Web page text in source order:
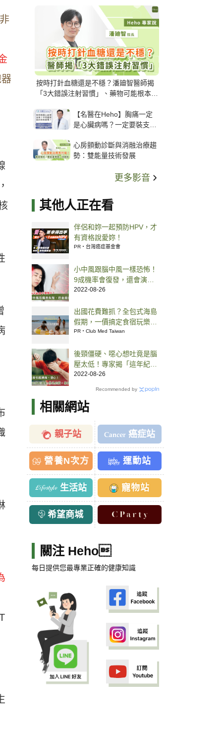
按時打針血糖還是不穩？潘廸智醫師揭
「3大錯誤注射習慣」、藥物可能根本沒
【名醫在Heho】胸痛一定
是心臟病嗎？一定要裝支
解析支架種類、風險與選擇
關鍵
心房顫動診斷與消融治療趨
勢：雙能量技術發展
更多影音
其他人正在看
伴侶和妳一起預防HPV，才
有資格說愛妳！
PR・台灣癌症基金會
小中風跟腦中風一樣恐怖！
9成機率會復發，還會演變
失智、帕金森氏症
2022-08-26
出國花費難抓？全包式海島
假期，一價搞定食宿玩樂，
省錢更省心！
PR・Club Med Taiwan
後頸僵硬、噁心想吐竟是腦
壓太低！專家揭「這年紀」
尤其好發
2022-08-26
Recommended by
相關網站
親子站 癌症站
營養N次方 運動站
生活站 寵物站
希望商城
關注 Heho
每日提供您最專業正確的健康知識